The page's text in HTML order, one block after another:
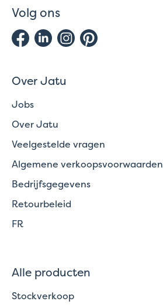
Volg ons
Over Jatu
Jobs
Over Jatu
Veelgestelde vragen
Algemene verkoopsvoorwaarden
Bedrijfsgegevens
Retourbeleid
FR
Alle producten
Stockverkoop